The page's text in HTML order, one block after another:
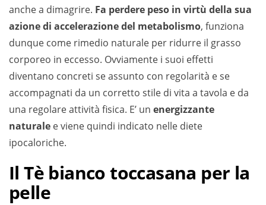
anche a dimagrire. Fa perdere peso in virtù della sua
azione di accelerazione del metabolismo, funziona
dunque come rimedio naturale per ridurre il grasso
corporeo in eccesso. Ovviamente i suoi effetti
diventano concreti se assunto con regolarità e se
accompagnati da un corretto stile di vita a tavola e da
una regolare attività fisica. E’ un energizzante
naturale e viene quindi indicato nelle diete
ipocaloriche.
Il Tè bianco toccasana per la
pelle